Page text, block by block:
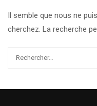
Il semble que nous ne
cherchez. La recherche